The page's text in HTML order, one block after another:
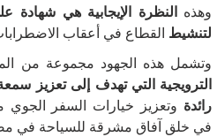
وهذهالنظرة الإيجابية هي شهادة
لتنشيط القطاع في أعقاب
وتشمل هذه الجهود مجموعة من
الترويجية التي تهدف إلى تعزيز
رائدة وتعزيز خيارات السفر الجوي
في خلق آفاق مشرقة للسياحة في